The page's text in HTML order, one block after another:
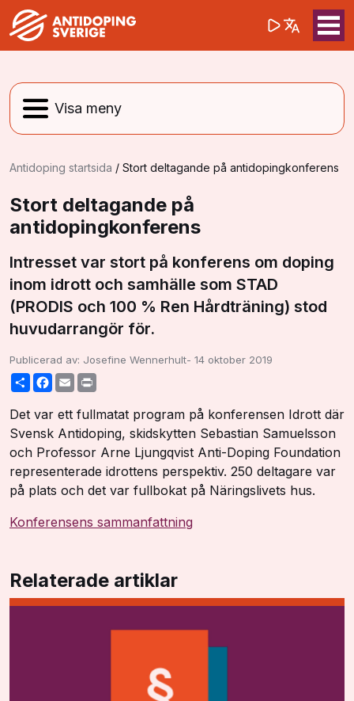
Sök på(opens in a
Antidoping startsida / Stort deltagande på antidopingkonferens
Stort deltagande på
antidopingkonferens
Intresset var stort på konferens om doping
inom idrott och samhälle som STAD
(PRODIS och 100 % Ren Hårdträning) stod
huvudarrangör för.
Publicerad av: Josefine Wennerhult- 14 oktober 2019
ShareFacebook
Email
Det var ett fullmatat program på konferensen Idrott där
Svensk Antidoping, skidskytten Sebastian Samuelsson
och Professor Arne Ljungqvist Anti-Doping Foundation
representerade idrottens perspektiv. 250 deltagare var
på plats och det var fullbokat på Näringslivets hus.
Konferensens sammanfattning
Relaterade artiklar